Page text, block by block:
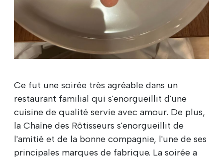
Ce fut une soirée très agréable dans un
restaurant familial qui s'enorgueillit d'une
cuisine de qualité servie avec amour. De plus,
la Chaîne des Rôtisseurs s'enorgueillit de
l'amitié et de la bonne compagnie, l'une de ses
principales marques de fabrique. La soirée a